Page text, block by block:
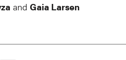
and Gaia Larsen